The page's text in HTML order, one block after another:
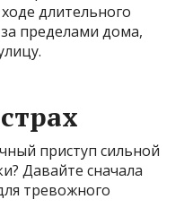
длительного
пределами дома,
приступ сильной
Давайте сначала
тревожного